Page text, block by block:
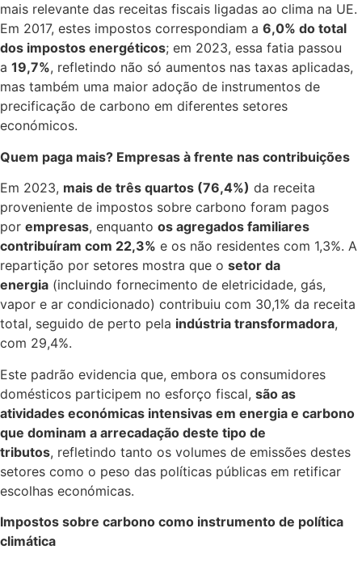
mais relevante das receitas fiscais ligadas ao clima na UE.
Em 2017, estes impostos correspondiam a 6,0% do total
dos impostos energéticos; em 2023, essa fatia passou
a 19,7%, refletindo não só aumentos nas taxas aplicadas,
mas também uma maior adoção de instrumentos de
precificação de carbono em diferentes setores
económicos.
Quem paga mais? Empresas à frente nas contribuições
Em 2023, mais de três quartos (76,4%) da receita
proveniente de impostos sobre carbono foram pagos
por empresas, enquanto os agregados familiares
contribuíram com 22,3% e os não residentes com 1,3%. A
repartição por setores mostra que o setor da
energia (incluindo fornecimento de eletricidade, gás,
vapor e ar condicionado) contribuiu com 30,1% da receita
total, seguido de perto pela indústria transformadora,
com 29,4%.
Este padrão evidencia que, embora os consumidores
domésticos participem no esforço fiscal, são as
atividades económicas intensivas em energia e carbono
que dominam a arrecadação deste tipo de
tributos, refletindo tanto os volumes de emissões destes
setores como o peso das políticas públicas em retificar
escolhas económicas.
Impostos sobre carbono como instrumento de política
climática